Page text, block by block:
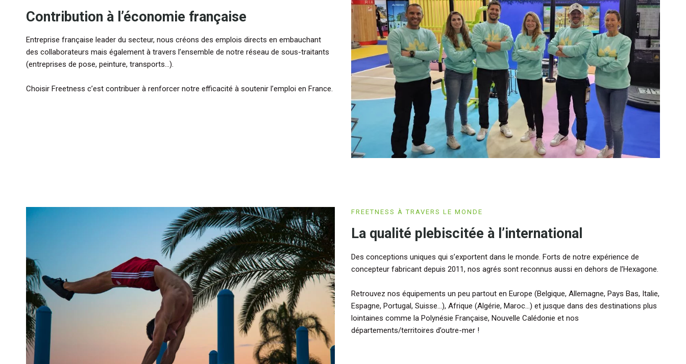
Contribution à l’économie française
Entreprise française leader du secteur, nous créons des emplois directs en embauchant
des collaborateurs mais également à travers l’ensemble de notre réseau de sous-traitants
(entreprises de pose, peinture, transports…).
Choisir Freetness c’est contribuer à renforcer notre efficacité à soutenir l’emploi en France.
FREETNESS À TRAVERS LE MONDE
La qualité plebiscitée à l’international
Des conceptions uniques qui s’exportent dans le monde. Forts de notre expérience de
concepteur fabricant depuis 2011, nos agrés sont reconnus aussi en dehors de l’Hexagone.
Retrouvez nos équipements un peu partout en Europe (Belgique, Allemagne, Pays Bas, Italie,
Espagne, Portugal, Suisse…), Afrique (Algérie, Maroc…) et jusque dans des destinations plus
lointaines comme la Polynésie Française, Nouvelle Calédonie et nos
départements/territoires d’outre-mer !